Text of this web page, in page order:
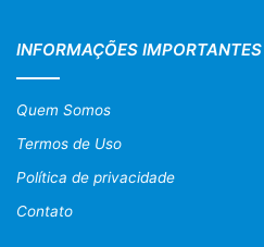
INFORMAÇÕES IMPORTANTES
Quem Somos
Termos de Uso
Política de privacidade
Contato